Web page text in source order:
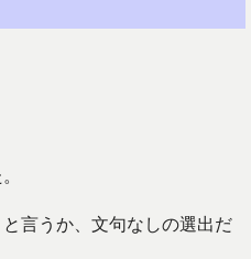
言うか、文句なしの選出だ